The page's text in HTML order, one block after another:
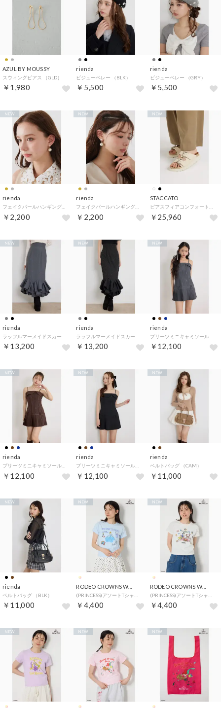
AZUL BY MOUSSY
スウィングピアス （GLD）
￥1,980
rienda
ビジューベレー （BLK）
￥5,500
rienda
ビジューベレー （GRY）
￥5,500
rienda
￥2,200
NEW
rienda
￥2,200
NEW
STACCATO
￥25,960
NEW
rienda
￥13,200
NEW
rienda
￥13,200
NEW
rienda
プリーツミニキャミソールワンピース （柄GRY5）
￥12,100
NEW
rienda
プリーツミニキャミソールワンピース （柄BRN5）
￥12,100
NEW
rienda
プリーツミニキャミソールワンピース （BLK）
￥12,100
NEW
rienda
ベルトバッグ （CAM）
￥11,000
NEW
rienda
ベルトバッグ （BLK）
￥11,000
NEW
￥4,400
NEW
RODEO CROWNS WIDE BOWL
￥4,400
NEW
NEW NEW NEW